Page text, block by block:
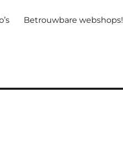
Betrouwbare webshops!